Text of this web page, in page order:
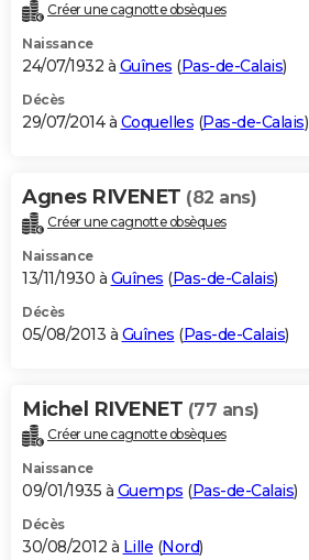
Créer une cagnotte obsèques
Naissance
24/07/1932 à Guînes (Pas-de-Calais)
Décès
29/07/2014 à Coquelles (Pas-de-Calais)
Agnes RIVENET (82 ans)
Créer une cagnotte obsèques
Naissance
13/11/1930 à Guînes (Pas-de-Calais)
Décès
05/08/2013 à Guînes (Pas-de-Calais)
Michel RIVENET (77 ans)
Créer une cagnotte obsèques
Naissance
09/01/1935 à Guemps (Pas-de-Calais)
Décès
30/08/2012 à Lille (Nord)